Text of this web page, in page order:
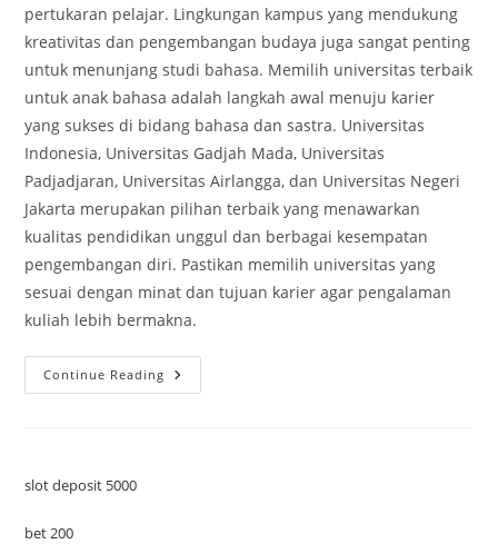
pertukaran pelajar. Lingkungan kampus yang mendukung
kreativitas dan pengembangan budaya juga sangat penting
untuk menunjang studi bahasa. Memilih universitas terbaik
untuk anak bahasa adalah langkah awal menuju karier
yang sukses di bidang bahasa dan sastra. Universitas
Indonesia, Universitas Gadjah Mada, Universitas
Padjadjaran, Universitas Airlangga, dan Universitas Negeri
Jakarta merupakan pilihan terbaik yang menawarkan
kualitas pendidikan unggul dan berbagai kesempatan
pengembangan diri. Pastikan memilih universitas yang
sesuai dengan minat dan tujuan karier agar pengalaman
kuliah lebih bermakna.
Continue Reading Rekomendasi
Universitas
slot deposit 5000
bet 200